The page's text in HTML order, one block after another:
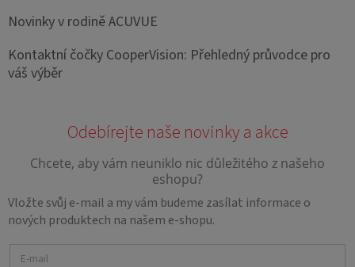
Novinky v rodině ACUVUE
Kontaktní čočky CooperVision: Přehledný průvodce pro
váš výběr
Vložte svůj e-mail a my vám budeme zasílat informace o
nových produktech na našem e-shopu.
E-mail